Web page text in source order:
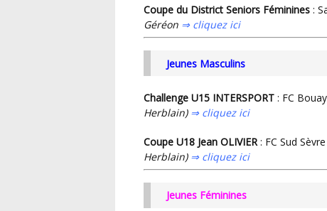
Coupe du District Seniors Féminines :
Géréon ⇒ cliquez ici
Jeunes Masculins
Challenge U15 INTERSPORT : FC
Herblain) ⇒ cliquez ici
Coupe U18 Jean OLIVIER : FC Sud
Herblain) ⇒ cliquez ici
Jeunes Féminines